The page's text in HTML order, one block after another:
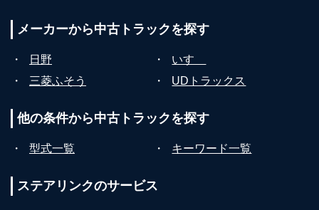
メーカーから中古トラックを探す
・ 日野 ・
いすゞ
・
三菱ふそう ・ UDトラックス
他の条件から中古トラックを探す
・ 型式一覧 ・ キーワード一覧
ステアリンクのサービス